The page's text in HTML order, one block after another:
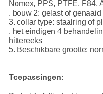
Nomex, PPS, PTFE, P84,
. bouw 2: gelast of genaaid
3. collar type: staalring of
. het eindigen 4
hittereeks
5. Beschikbare grootte:
Toepassingen: